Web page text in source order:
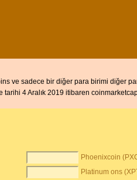
ve sadece bir diğer para birimi diğer
4 Aralık 2019 itibaren
Phoenixcoin
Platinum ons